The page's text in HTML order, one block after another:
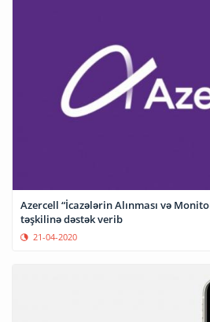
Azercell “İcazələrin Alınması və
təşkilinə dəstək verib
21-04-2020